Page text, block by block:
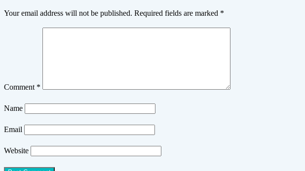
Your email address will not be published. Required fields are marked *
Comment *
Name
Email
Website